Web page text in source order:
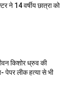
ने 14 वर्षीय छात्रा को
किशोर ध्रुव की
पेपर लीक हत्या से भी